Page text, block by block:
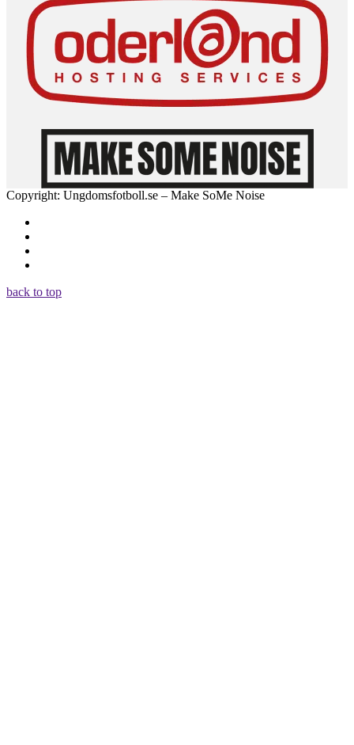
Copyright: Ungdomsfotboll.se – Make SoMe Noise
back to top